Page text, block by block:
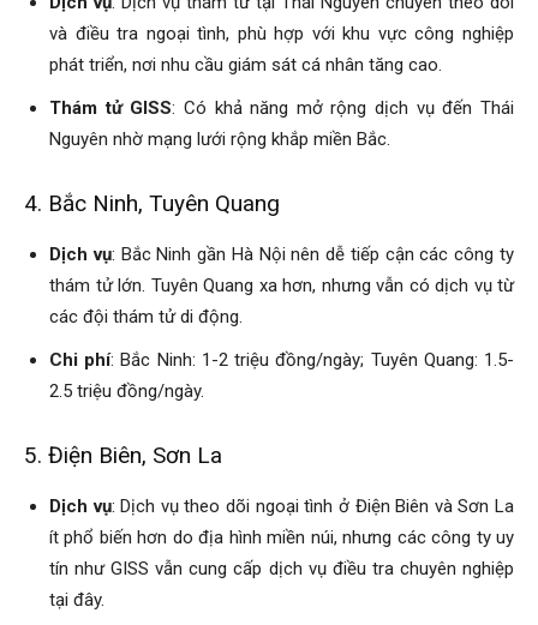
giss,
và điều tra ngoại tình, phù hợp với khu vực công nghiệp
phát triển, nơi nhu cầu giám sát cá nhân tăng cao.
Thám tử GISS: Có khả năng mở rộng dịch vụ đến Thái
Nguyên nhờ mạng lưới rộng khắp miền Bắc.
4. Bắc Ninh, Tuyên Quang
Dịch vụ: Bắc Ninh gần Hà Nội nên dễ tiếp cận các công ty
thám tử lớn. Tuyên Quang xa hơn, nhưng vẫn có dịch vụ từ
các đội thám tử di động.
Chi phí: Bắc Ninh: 1-2 triệu đồng/ngày; Tuyên Quang: 1.5-
2.5 triệu đồng/ngày.
5. Điện Biên, Sơn La
Dịch vụ: Dịch vụ theo dõi ngoại tình ở Điện Biên và Sơn La
ít phổ biến hơn do địa hình miền núi, nhưng các công ty uy
tín như GISS vẫn cung cấp dịch vụ điều tra chuyên nghiệp
tại đây.